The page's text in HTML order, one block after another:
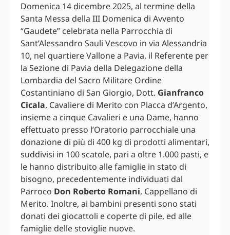
Domenica 14 dicembre 2025, al termine della
Santa Messa della III Domenica di Avvento
“Gaudete” celebrata nella Parrocchia di
Sant’Alessandro Sauli Vescovo in via Alessandria
10, nel quartiere Vallone a Pavia, il Referente per
la Sezione di Pavia della Delegazione della
Lombardia del Sacro Militare Ordine
Costantiniano di San Giorgio, Dott. Gianfranco
Cicala, Cavaliere di Merito con Placca d’Argento,
insieme a cinque Cavalieri e una Dame, hanno
effettuato presso l’Oratorio parrocchiale una
donazione di più di 400 kg di prodotti alimentari,
suddivisi in 100 scatole, pari a oltre 1.000 pasti, e
le hanno distribuito alle famiglie in stato di
bisogno, precedentemente individuati dal
Parroco Don Roberto Romani, Cappellano di
Merito. Inoltre, ai bambini presenti sono stati
donati dei giocattoli e coperte di pile, ed alle
famiglie delle stoviglie nuove.